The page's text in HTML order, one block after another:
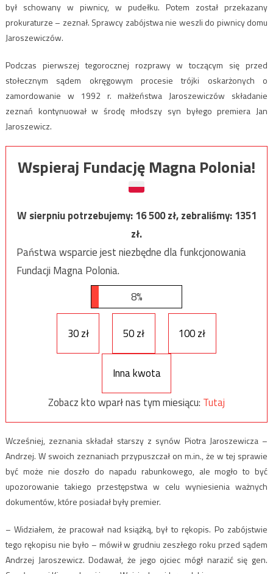
był schowany w piwnicy, w pudełku. Potem został przekazany
prokuraturze – zeznał. Sprawcy zabójstwa nie weszli do piwnicy domu
Jaroszewiczów.
Podczas pierwszej tegorocznej rozprawy w toczącym się przed
stołecznym sądem okręgowym procesie trójki oskarżonych o
zamordowanie w 1992 r. małżeństwa Jaroszewiczów składanie
zeznań kontynuował w środę młodszy syn byłego premiera Jan
Jaroszewicz.
Wspieraj Fundację Magna Polonia!
W sierpniu potrzebujemy:16 500zł, zebraliśmy:1351
zł.
Państwa wsparcie jest niezbędne dla funkcjonowania
Fundacji Magna Polonia.
8%
30 zł 50 zł 100 zł
Inna kwota
Zobacz kto wparł nas tym miesiącu: Tutaj
Wcześniej, zeznania składał starszy z synów Piotra Jaroszewicza –
Andrzej. W swoich zeznaniach przypuszczał on m.in., że w tej sprawie
być może nie doszło do napadu rabunkowego, ale mogło to być
upozorowanie takiego przestępstwa w celu wyniesienia ważnych
dokumentów, które posiadał były premier.
– Widziałem, że pracował nad książką, był to rękopis. Po zabójstwie
tego rękopisu nie było – mówił w grudniu zeszłego roku przed sądem
Andrzej Jaroszewicz. Dodawał, że jego ojciec mógł narazić się gen.